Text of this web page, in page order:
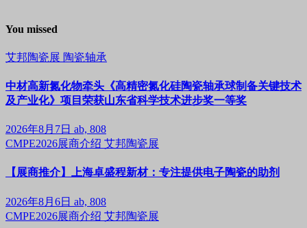
You missed
艾邦陶瓷展 陶瓷轴承
中材高新氮化物牵头《高精密氮化硅陶瓷轴承球制备关键技术
及产业化》项目荣获山东省科学技术进步奖一等奖
2026年8月7日 ab, 808
CMPE2026展商介绍 艾邦陶瓷展
【展商推介】上海卓盛程新材：专注提供电子陶瓷的助剂
2026年8月6日 ab, 808
CMPE2026展商介绍 艾邦陶瓷展